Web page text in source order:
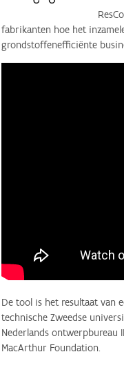
fabrikanten hoe het
grondstoffenefficiënte
De tool is het resultaat van
technische Zweedse
Nederlands ontwerpbureau
MacArthur Foundation.